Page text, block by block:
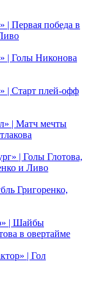
| Первая победа в
| Голы Никонова
| Старт плей-офф
| Матч мечты
| Голы Глотова,
и Ливо
Григоренко,
| Шайбы
в овертайме
| Гол